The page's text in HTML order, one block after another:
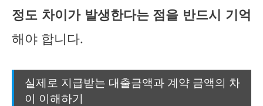
정도 차이가 발생한다는 점을 반드시 기억
해야 합니다.
실제로 지급받는 대출금액과 계약 금액의 차
이 이해하기